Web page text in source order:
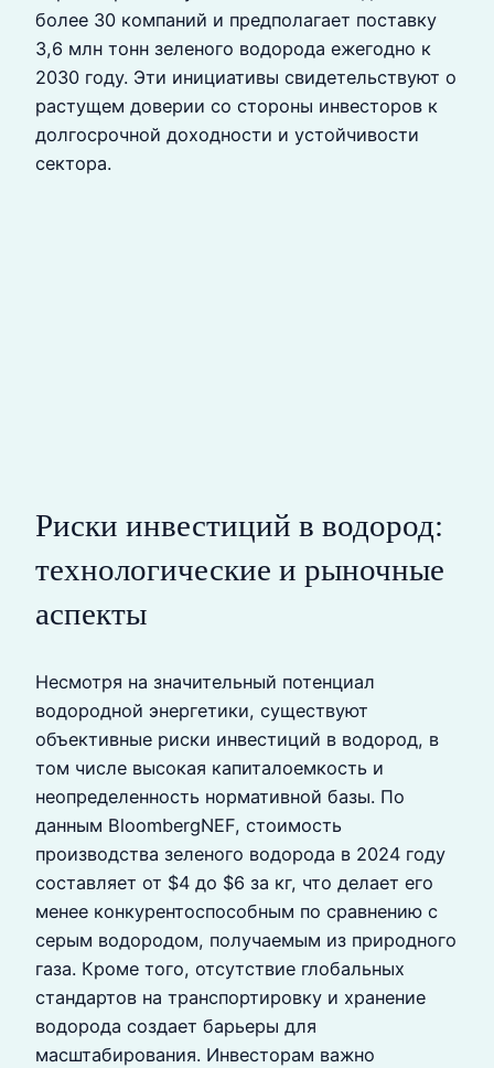
более 30 компаний и предполагает поставку
3,6 млн тонн зеленого водорода ежегодно к
2030 году. Эти инициативы свидетельствуют о
растущем доверии со стороны инвесторов к
долгосрочной доходности и устойчивости
сектора.
Риски инвестиций в водород:
технологические и рыночные
аспекты
Несмотря на значительный потенциал
водородной энергетики, существуют
объективные риски инвестиций в водород, в
том числе высокая капиталоемкость и
неопределенность нормативной базы. По
данным BloombergNEF, стоимость
производства зеленого водорода в 2024 году
составляет от $4 до $6 за кг, что делает его
менее конкурентоспособным по сравнению с
серым водородом, получаемым из природного
газа. Кроме того, отсутствие глобальных
стандартов на транспортировку и хранение
водорода создает барьеры для
масштабирования. Инвесторам важно